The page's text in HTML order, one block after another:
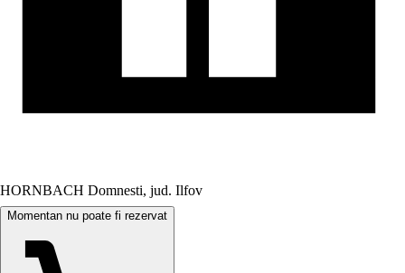
HORNBACH Domnesti, jud. Ilfov
Momentan nu poate fi rezervat